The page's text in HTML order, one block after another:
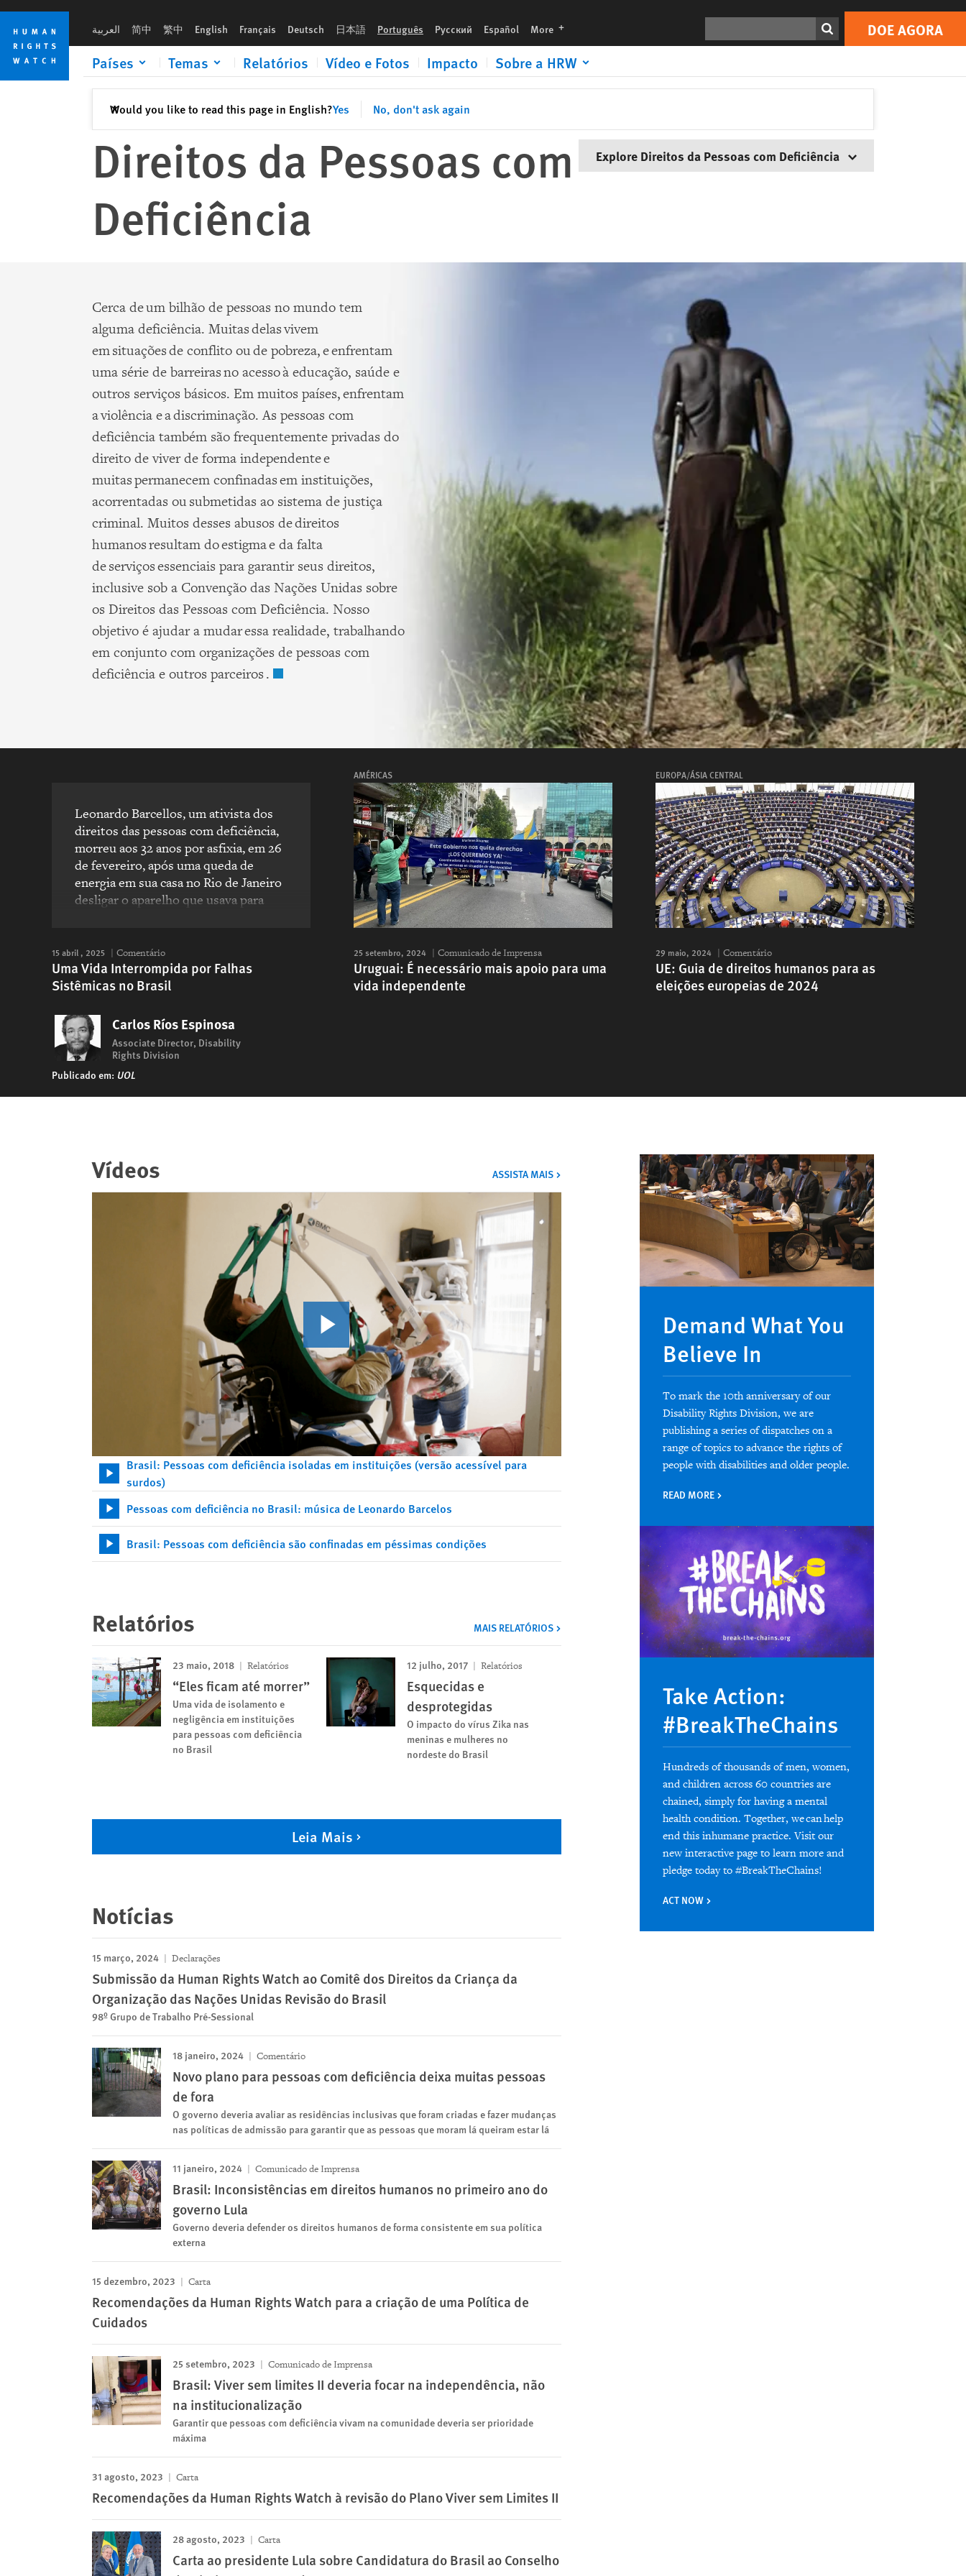
Skip
cookie
privacy
notice
Skip
main
content
العربية 简中 繁中 English Français Deutsch 日本語 Português Русский Español More languages DOE AGORA
Países Temas Relatórios Vídeo e Fotos Impacto Sobre a HRW
Would you like to read this page in English?Yes No, don't ask again
✕Fechar
Explore Direitos da Pessoas com Deficiência
Direitos da Pessoas com
Deficiência
Cerca de um bilhão de pessoas no mundo tem
alguma deficiência. Muitas delas vivem
em situações de conflito ou de pobreza, e enfrentam
uma série de barreiras no acesso à educação, saúde e
outros serviços básicos. Em muitos países, enfrentam
a violência e a discriminação. As pessoas com
deficiência também são frequentemente privadas do
direito de viver de forma independente e
muitas permanecem confinadas em instituições,
acorrentadas ou submetidas ao sistema de justiça
criminal. Muitos desses abusos de direitos
humanos resultam do estigma e da falta
de serviços essenciais para garantir seus direitos,
inclusive sob a Convenção das Nações Unidas sobre
os Direitos das Pessoas com Deficiência. Nosso
objetivo é ajudar a mudar essa realidade, trabalhando
em conjunto com organizações de pessoas com
deficiência e outros parceiros .
Leonardo Barcellos, um ativista dos
direitos das pessoas com deficiência,
morreu aos 32 anos por asfixia, em 26
de fevereiro, após uma queda de
energia em sua casa no Rio de Janeiro
desligar o aparelho que usava para
condição que enfraquece os músculos.
15 abril , 2025 Comentário
Uma Vida Interrompida por Falhas
Sistêmicas no Brasil
Carlos Ríos Espinosa
Associate Director, Disability
Rights Division
Publicado em: UOL
AMÉRICAS
25 setembro, 2024 Comunicado de Imprensa
Uruguai: É necessário mais apoio para uma
vida independente
EUROPA/ÁSIA CENTRAL
29 maio, 2024 Comentário
UE: Guia de direitos humanos para as
eleições europeias de 2024
Vídeos ASSISTA MAIS VÍDEOS
Brasil: Pessoas com deficiência isoladas em instituições (versão acessível para
surdos)
Pessoas com deficiência no Brasil: música de Leonardo Barcelos
Brasil: Pessoas com deficiência são confinadas em péssimas condições
Relatórios MAIS RELATÓRIOS
23 maio, 2018 Relatórios
“Eles ficam até morrer”
Uma vida de isolamento e
negligência em instituições
para pessoas com deficiência
no Brasil
12 julho, 2017 Relatórios
Esquecidas e
desprotegidas
O impacto do vírus Zika nas
meninas e mulheres no
nordeste do Brasil
Leia Mais
Notícias
15 março, 2024 Declarações
Submissão da Human Rights Watch ao Comitê dos Direitos da Criança da
Organização das Nações Unidas Revisão do Brasil
98º Grupo de Trabalho Pré-Sessional
18 janeiro, 2024 Comentário
Novo plano para pessoas com deficiência deixa muitas pessoas
de fora
O governo deveria avaliar as residências inclusivas que foram criadas e fazer mudanças
nas políticas de admissão para garantir que as pessoas que moram lá queiram estar lá
11 janeiro, 2024 Comunicado de Imprensa
Brasil: Inconsistências em direitos humanos no primeiro ano do
governo Lula
Governo deveria defender os direitos humanos de forma consistente em sua política
externa
15 dezembro, 2023 Carta
Recomendações da Human Rights Watch para a criação de uma Política de
Cuidados
25 setembro, 2023 Comunicado de Imprensa
Brasil: Viver sem limites II deveria focar na independência, não
na institucionalização
Garantir que pessoas com deficiência vivam na comunidade deveria ser prioridade
máxima
31 agosto, 2023 Carta
Recomendações da Human Rights Watch à revisão do Plano Viver sem Limites II
28 agosto, 2023 Carta
Carta ao presidente Lula sobre Candidatura do Brasil ao Conselho
Demand What You
Believe In
To mark the 10th anniversary of our
Disability Rights Division, we are
publishing a series of dispatches on a
range of topics to advance the rights of
people with disabilities and older people.
READ MORE
Take Action:
#BreakTheChains
Hundreds of thousands of men, women,
and children across 60 countries are
chained, simply for having a mental
health condition. Together, we can help
end this inhumane practice. Visit our
new interactive page to learn more and
pledge today to #BreakTheChains!
ACT NOW